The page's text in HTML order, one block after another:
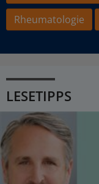
Rheumatologie
LESETIPPS